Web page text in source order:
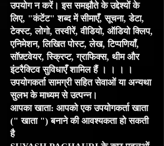
उपयोग न करें। इस समझौते के उद्देश्यों के
लिए, "कंटेंट" शब्द में सीमाएँ, सूचना, डेटा,
टेक्स्ट, लोगो, तस्वीरें, वीडियो, ऑडियो क्लिप,
एनिमेशन, लिखित पोस्ट, लेख, टिप्पणियाँ,
सॉफ़्टवेयर, स्क्रिप्ट, ग्राफिक्स, थीम और
इंटरैक्टिव सुविधाएँ शामिल हैं । । । ।
उपयोगकर्ता सामग्री सहित सेवाओं या अन्यथा
सुलभ के माध्यम से उत्पन्न।
आपका खाता: आपको एक उपयोगकर्ता खाता
(" खाता ") बनाने की आवश्यकता हो सकती
है